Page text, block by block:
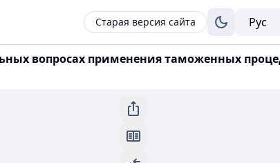
Старая версия сайта
вопросах применения таможенных